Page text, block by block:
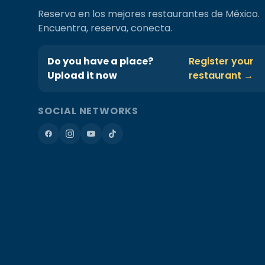
Reserva en los mejores restaurantes de México.
Encuentra, reserva, conecta.
Do you have a place?
Upload it now
Register your
restaurant →
SOCIAL NETWORKS